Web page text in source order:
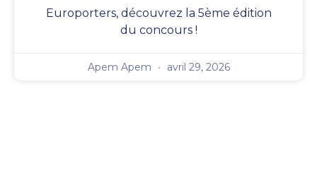
Europorters, découvrez la 5ème édition
du concours !
Apem Apem avril 29, 2026